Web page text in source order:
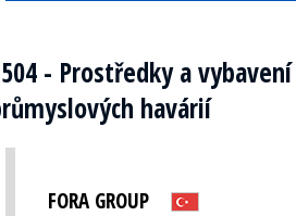
- Prostředky a
havárií
FORA GROUP